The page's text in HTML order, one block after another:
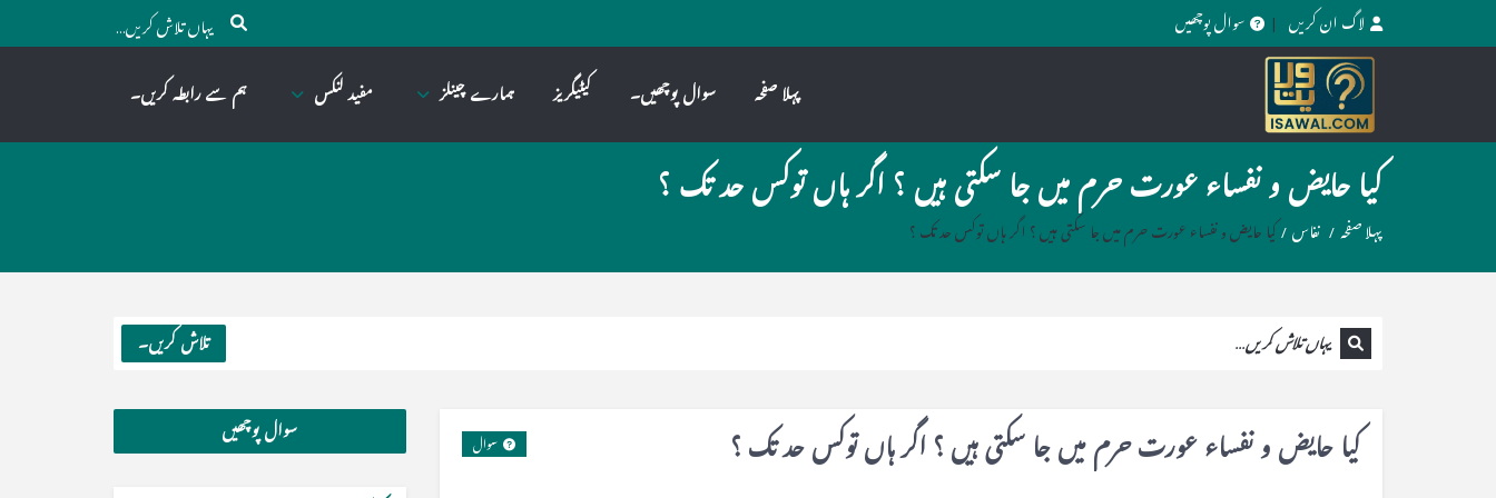
لاگ ان کریں سوال پوچھیں
پہلا صفحہ سوال پوچھیں۔ کیٹیگریز ہمارے چینلز مفید لنکس ہم سے رابطہ کریں۔
کیا حایض و نفساء عورت حرم میں جا سکتی ہیں ؟ اگر ہاں توکس حد تک ؟
پہلا صفحہ / نفاس / کیا حایض و نفساء عورت حرم میں جا سکتی ہیں ؟ اگر ہاں توکس حد تک ؟
تلاش کریں۔
کیا حایض و نفساء عورت حرم میں جا سکتی ہیں ؟ اگر ہاں توکس حد تک ؟ سوال
سوال پوچھیں